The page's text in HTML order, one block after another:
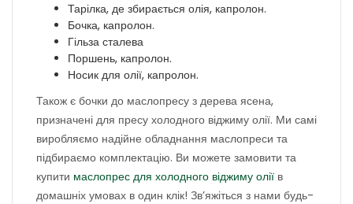
Тарілка, де збирається олія, капролон.
Бочка, капролон.
Гільза сталева
Поршень, капролон.
Носик для олії, капролон.
Також є бочки до маслопресу з дерева ясена,
призначені для пресу холодного віджиму олії. Ми самі
виробляємо надійне обладнання маслопреси та
підбираємо комплектацію. Ви можете замовити та
купити маслопрес для холодного віджиму олії в
домашніх умовах в один клік! Зв’яжіться з нами будь-